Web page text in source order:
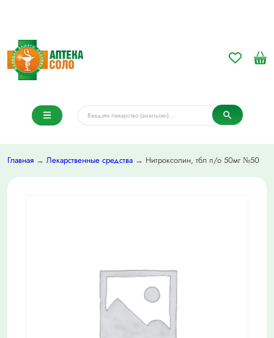
Главная → Лекарственные средства → Нитроксолин, тбл п/о 50мг №50